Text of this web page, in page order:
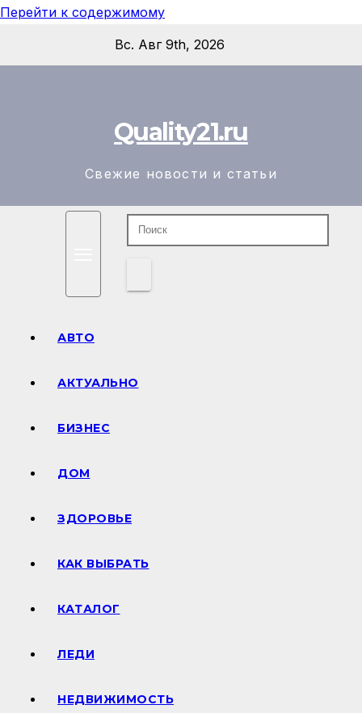
Перейти к содержимому
Вс. Авг 9th, 2026
Quality21.ru
Свежие новости и статьи
АВТО
АКТУАЛЬНО
БИЗНЕС
ДОМ
ЗДОРОВЬЕ
КАК ВЫБРАТЬ
КАТАЛОГ
ЛЕДИ
НЕДВИЖИМОСТЬ